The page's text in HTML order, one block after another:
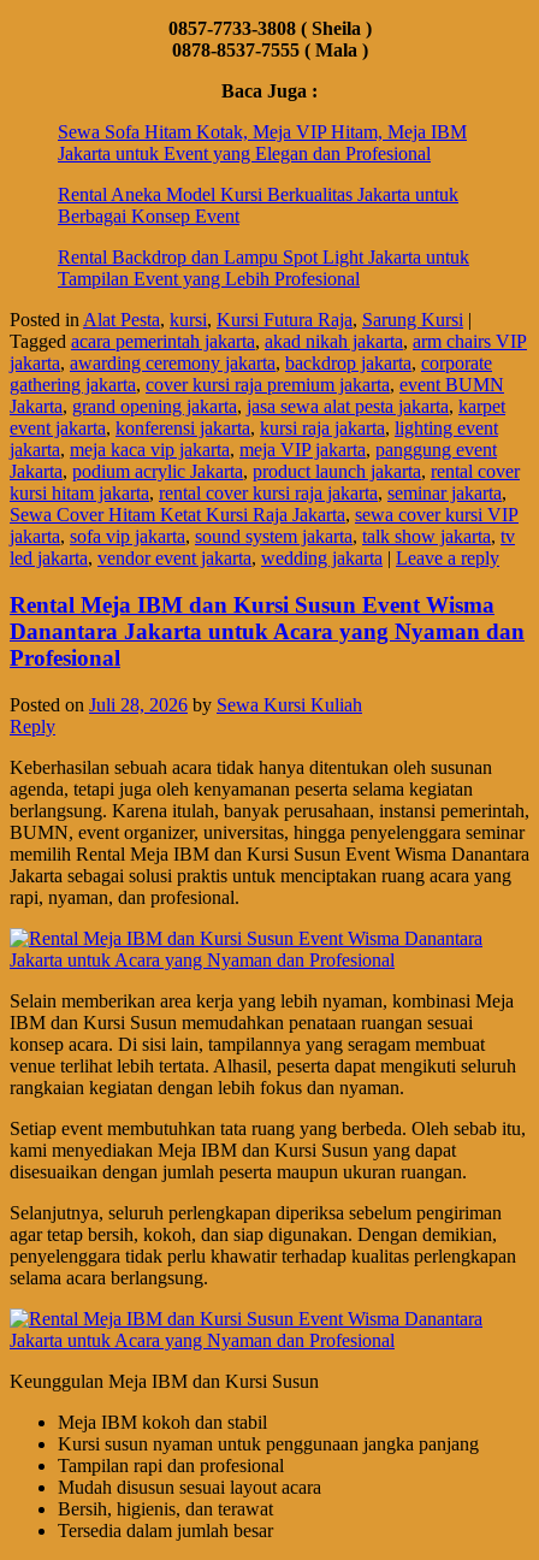
0857-7733-3808 ( Sheila )
0878-8537-7555 ( Mala )
Baca Juga :
Sewa Sofa Hitam Kotak, Meja VIP Hitam, Meja IBM
Jakarta untuk Event yang Elegan dan Profesional
Rental Aneka Model Kursi Berkualitas Jakarta untuk
Berbagai Konsep Event
Rental Backdrop dan Lampu Spot Light Jakarta untuk
Tampilan Event yang Lebih Profesional
Posted inAlat Pesta, kursi, Kursi Futura Raja, Sarung Kursi |
Tagged acara pemerintah jakarta, akad nikah jakarta, arm chairs VIP
jakarta, awarding ceremony jakarta, backdrop jakarta, corporate
gathering jakarta, cover kursi raja premium jakarta, event BUMN
Jakarta, grand opening jakarta, jasa sewa alat pesta jakarta, karpet
event jakarta, konferensi jakarta, kursi raja jakarta, lighting event
jakarta, meja kaca vip jakarta, meja VIP jakarta, panggung event
Jakarta, podium acrylic Jakarta, product launch jakarta, rental cover
kursi hitam jakarta, rental cover kursi raja jakarta, seminar jakarta,
Sewa Cover Hitam Ketat Kursi Raja Jakarta, sewa cover kursi VIP
jakarta, sofa vip jakarta, sound system jakarta, talk show jakarta, tv
led jakarta, vendor event jakarta, wedding jakarta | Leave a reply
Rental Meja IBM dan Kursi Susun Event Wisma
Danantara Jakarta untuk Acara yang Nyaman dan
Profesional
Posted on Juli 28, 2026 by Sewa Kursi Kuliah
Reply
Keberhasilan sebuah acara tidak hanya ditentukan oleh susunan
agenda, tetapi juga oleh kenyamanan peserta selama kegiatan
berlangsung. Karena itulah, banyak perusahaan, instansi pemerintah,
BUMN, event organizer, universitas, hingga penyelenggara seminar
memilih Rental Meja IBM dan Kursi Susun Event Wisma Danantara
Jakarta sebagai solusi praktis untuk menciptakan ruang acara yang
rapi, nyaman, dan profesional.
Selain memberikan area kerja yang lebih nyaman, kombinasi Meja
IBM dan Kursi Susun memudahkan penataan ruangan sesuai
konsep acara. Di sisi lain, tampilannya yang seragam membuat
venue terlihat lebih tertata. Alhasil, peserta dapat mengikuti seluruh
rangkaian kegiatan dengan lebih fokus dan nyaman.
Setiap event membutuhkan tata ruang yang berbeda. Oleh sebab itu,
kami menyediakan Meja IBM dan Kursi Susun yang dapat
disesuaikan dengan jumlah peserta maupun ukuran ruangan.
Selanjutnya, seluruh perlengkapan diperiksa sebelum pengiriman
agar tetap bersih, kokoh, dan siap digunakan. Dengan demikian,
penyelenggara tidak perlu khawatir terhadap kualitas perlengkapan
selama acara berlangsung.
Keunggulan Meja IBM dan Kursi Susun
Meja IBM kokoh dan stabil
Kursi susun nyaman untuk penggunaan jangka panjang
Tampilan rapi dan profesional
Mudah disusun sesuai layout acara
Bersih, higienis, dan terawat
Tersedia dalam jumlah besar